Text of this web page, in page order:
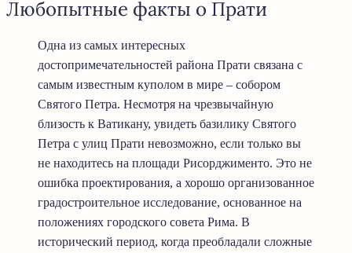
Любопытные факты о Прати
Одна из самых интересных
достопримечательностей района Прати связана с
самым известным куполом в мире – собором
Святого Петра. Несмотря на чрезвычайную
близость к Ватикану, увидеть базилику Святого
Петра с улиц Прати невозможно, если только вы
не находитесь на площади Рисорджименто. Это не
ошибка проектирования, а хорошо организованное
градостроительное исследование, основанное на
положениях городского совета Рима. В
исторический период, когда преобладали сложные